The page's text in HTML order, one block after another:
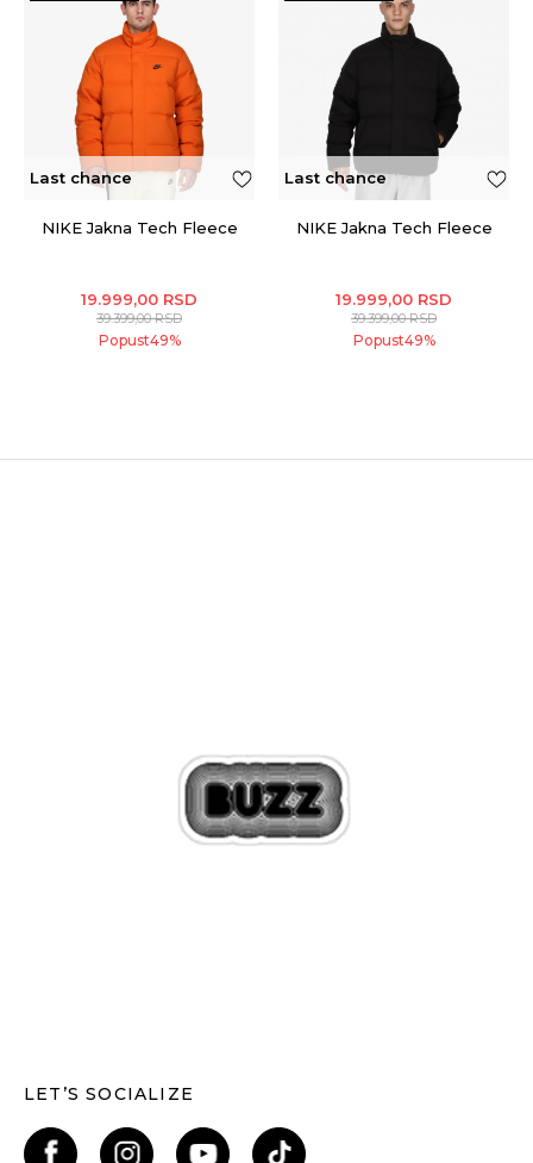
Last chance
NIKE Jakna Tech Fleece
19.999,00 RSD
39.399,00RSD
Popust49%
Last chance
NIKE Jakna Tech Fleece
19.999,00 RSD
39.399,00RSD
Popust49%
LET’S SOCIALIZE